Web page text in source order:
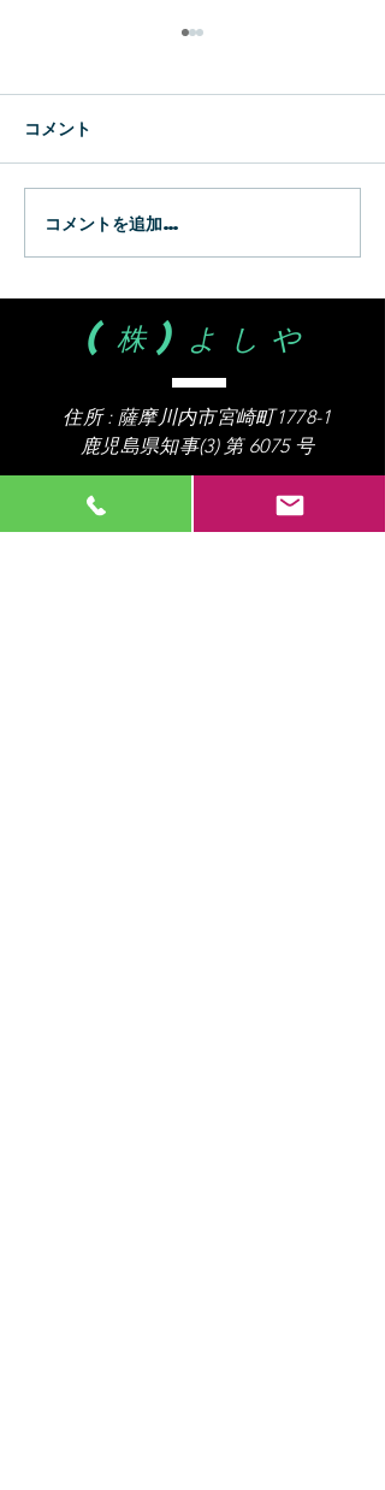
コメント
コメントを追加…
(株)よしや
住所 : 薩摩川内市宮崎町1778-1
​鹿児島県知事(3) 第 6075 号
Tel.
0996-24-8103